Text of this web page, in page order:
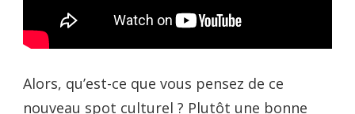
Alors, qu’est-ce que vous pensez de ce
nouveau spot culturel ? Plutôt une bonne